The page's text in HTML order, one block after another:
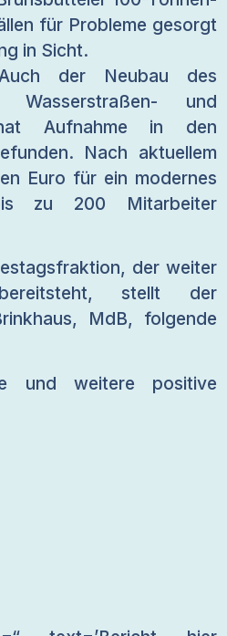
für Probleme gesorgt
in Sicht.
der Neubau des
und
Aufnahme in den
Nach aktuellem
Euro für ein modernes
zu 200 Mitarbeiter
der weiter
stellt der
MdB, folgende
und weitere positive